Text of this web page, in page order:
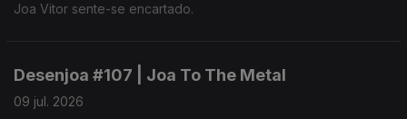
Joa Vitor sente-se encartado.
Desenjoa #107 | Joa To The Metal
09 jul. 2026